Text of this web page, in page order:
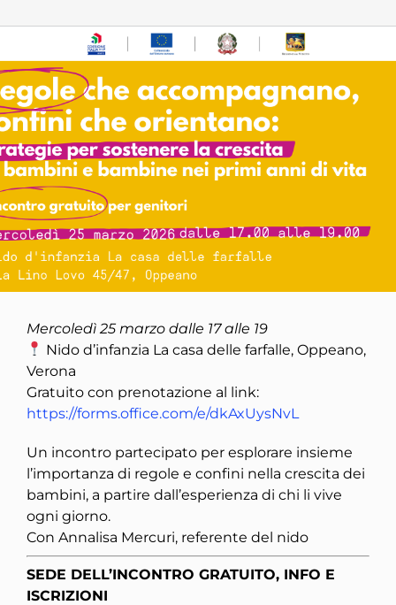
Mercoledì 25 marzo dalle 17 alle 19
Nido d’infanzia La casa delle farfalle, Oppeano,
Verona
Gratuito con prenotazione al link:
https://forms.office.com/e/dkAxUysNvL
Un incontro partecipato per esplorare insieme
l’importanza di regole e confini nella crescita dei
bambini, a partire dall’esperienza di chi li vive
ogni giorno.
Con Annalisa Mercuri, referente del nido
SEDE DELL’INCONTRO GRATUITO, INFO E
ISCRIZIONI